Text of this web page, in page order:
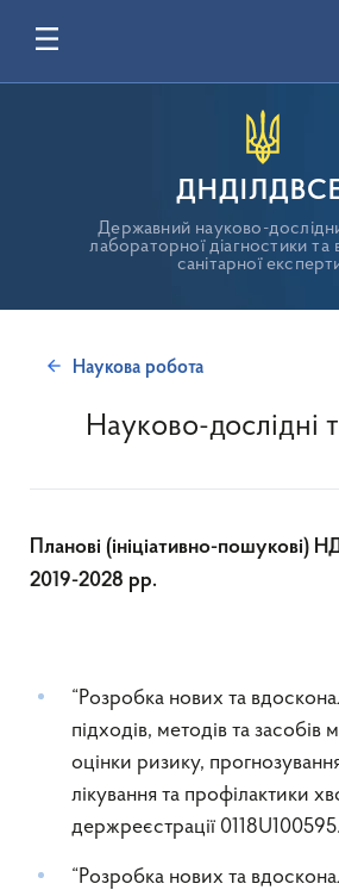
Державний науково-
лабораторної діагностики
санітарної
Наукова робота
Науково-дослідні
Планові (ініціативно-пошукові)
2019-2028 рр.
“Розробка нових та
підходів, методів та засобів
оцінки ризику,
лікування та профілактики
держреєстрації 0118U100595.
“Розробка нових та